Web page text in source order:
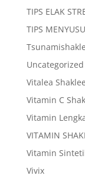
TIPS ELAK
TIPS
Uncategorized
Vitalea Shaklee
Vitamin C
Vitamin
VITAMIN
Vitamin
Vivix